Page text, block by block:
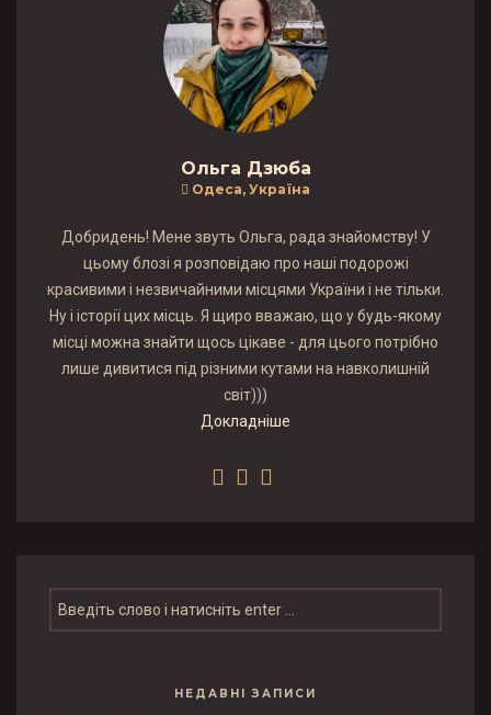
Ольга Дзюба
Одеса, Україна
Добридень! Мене звуть Ольга, рада знайомству! У
цьому блозі я розповідаю про наші подорожі
красивими і незвичайними місцями України і не тільки.
Ну і історії цих місць. Я щиро вважаю, що у будь-якому
місці можна знайти щось цікаве - для цього потрібно
лише дивитися під різними кутами на навколишній
світ)))
Докладніше
НЕДАВНІ ЗАПИСИ